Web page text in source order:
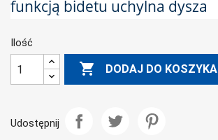
funkcją bidetu uchylna dysza
Ilość
 DODAJ DO KOSZYKA
Udostępnij